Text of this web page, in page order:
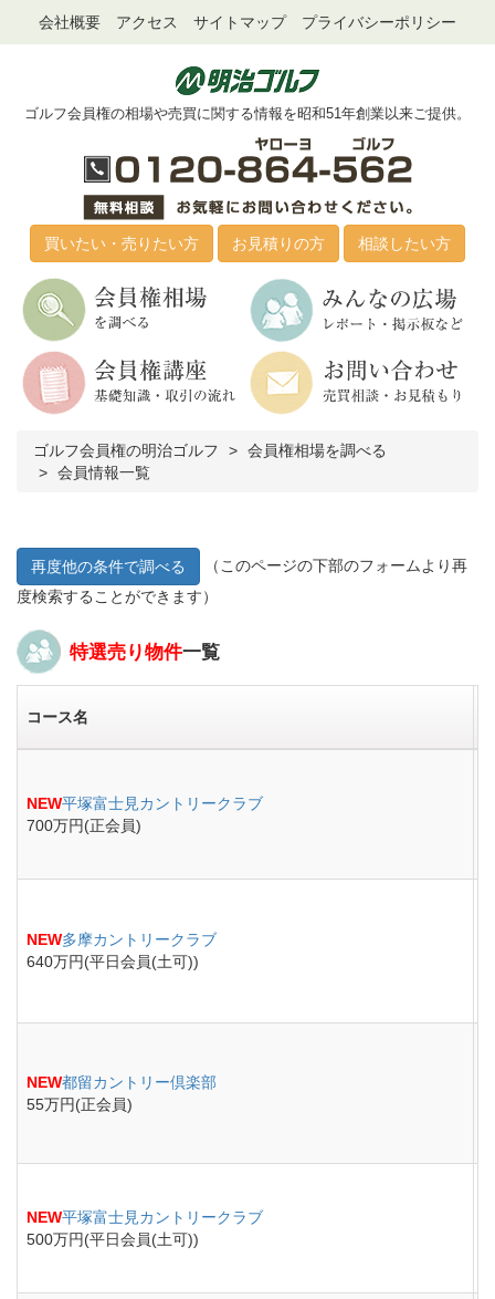
会社概要 アクセス サイトマップ プライバシーポリシー
ゴルフ会員権の相場や売買に関する情報を昭和51年創業以来ご提供。
買いたい・売りたい方 お見積りの方 相談したい方
ゴルフ会員権の明治ゴルフ
会員権相場を調べる
会員情報一覧
再度他の条件で調べる
（このページの下部のフォームより再
度検索することができます）
特選売り物件一覧
コース名
NEW平塚富士見カントリークラブ
700万円(正会員)
NEW多摩カントリークラブ
640万円(平日会員(土可))
NEW都留カントリー倶楽部
55万円(正会員)
NEW平塚富士見カントリークラブ
500万円(平日会員(土可))